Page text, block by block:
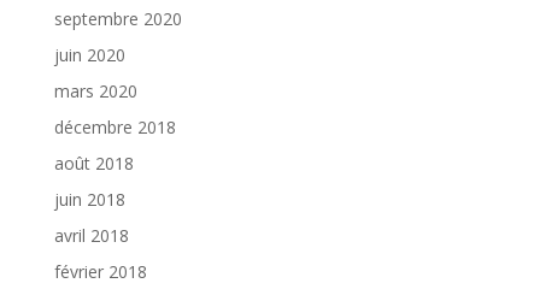
septembre 2020
juin 2020
mars 2020
décembre 2018
août 2018
juin 2018
avril 2018
février 2018